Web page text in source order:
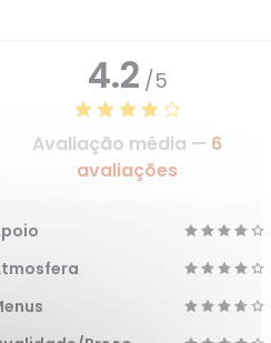
4.2 /5
Avaliação média — 6
avaliações